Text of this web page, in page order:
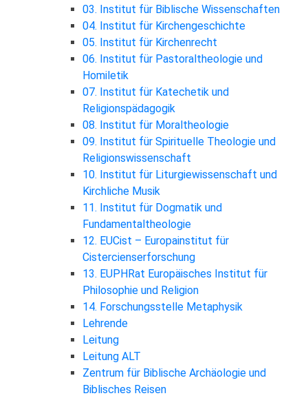
03. Institut für Biblische Wissenschaften
04. Institut für Kirchengeschichte
05. Institut für Kirchenrecht
06. Institut für Pastoraltheologie und
Homiletik
07. Institut für Katechetik und
Religionspädagogik
08. Institut für Moraltheologie
09. Institut für Spirituelle Theologie und
Religionswissenschaft
10. Institut für Liturgiewissenschaft und
Kirchliche Musik
11. Institut für Dogmatik und
Fundamentaltheologie
12. EUCist – Europainstitut für
Cistercienserforschung
13. EUPHRat Europäisches Institut für
Philosophie und Religion
14. Forschungsstelle Metaphysik
Lehrende
Leitung
Leitung ALT
Zentrum für Biblische Archäologie und
Biblisches Reisen